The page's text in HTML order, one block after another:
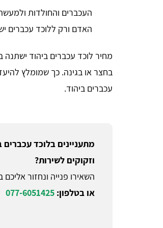
העכברים והחולדות
האדם ורק ללוכד עכברים
מחיר לוכד עכברים ביהוד
בחצר או בגינה. כך שמומלץ
עכברים ביהוד.
מתעניינים בלוכד עכברים
וזקוקים לשירות?
השאירו פנייה ונחזור
או בטלפון:077-6051425